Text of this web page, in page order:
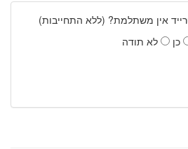
אין משתלמת? (ללא התחייבות)
כן
לא תודה